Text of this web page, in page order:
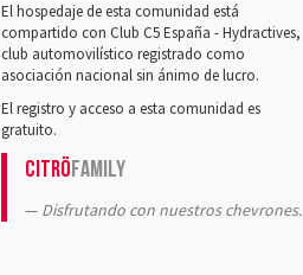
El hospedaje de esta comunidad está
compartido con Club C5 España - Hydractives,
club automovilístico registrado como
asociación nacional sin ánimo de lucro.
El registro y acceso a esta comunidad es
gratuito.
CitröFamily
Disfrutando con nuestros chevrones.